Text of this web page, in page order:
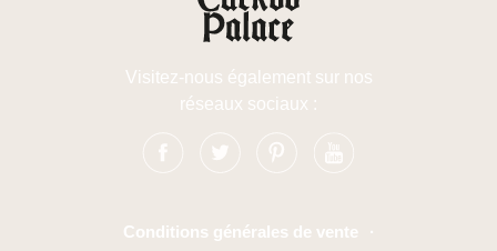
Visitez-nous également sur nos
réseaux sociaux :
Conditions générales de vente
·